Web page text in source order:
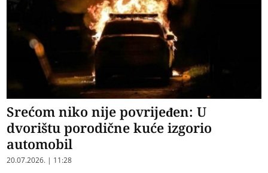
Srećom niko nije povrijeđen: U
dvorištu porodične kuće izgorio
automobil
20.07.2026. | 11:28